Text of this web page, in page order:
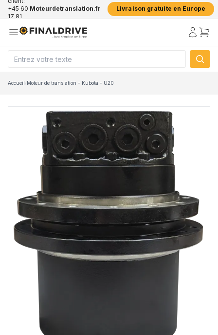
+45 60
17 81
Moteurdetranslation.fr Livraison gratuite en Europe
Accueil/Moteur de translation - Kubota - U20